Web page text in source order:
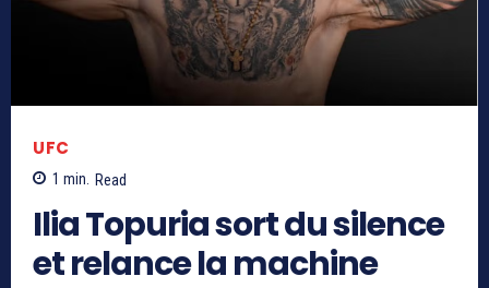
UFC
1 min. Read
Ilia Topuria sort du silence
et relance la machine